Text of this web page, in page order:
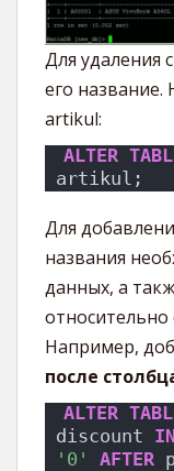
Для удаления
его
artikul:
ALTER
artikul;
Для
названия
данных, а
относительно
Например,
после
ALTER
discount
'0'
AFTER